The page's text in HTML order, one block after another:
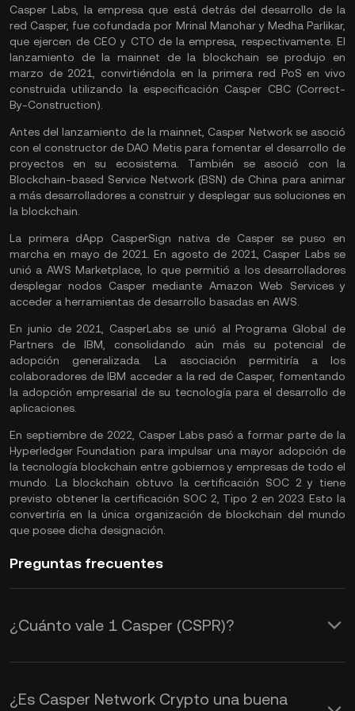
Casper Labs, la empresa que está detrás del desarrollo de la
red Casper, fue cofundada por Mrinal Manohar y Medha Parlikar,
que ejercen de CEO y CTO de la empresa, respectivamente. El
lanzamiento de la mainnet de la blockchain se produjo en
marzo de 2021, convirtiéndola en la primera red PoS en vivo
construida utilizando la especificación Casper CBC (Correct-
By-Construction).
Antes del lanzamiento de la mainnet, Casper Network se asoció
con el constructor de DAO Metis para fomentar el desarrollo de
proyectos en su ecosistema. También se asoció con la
Blockchain-based Service Network (BSN) de China para animar
a más desarrolladores a construir y desplegar sus soluciones en
la blockchain.
La primera dApp CasperSign nativa de Casper se puso en
marcha en mayo de 2021. En agosto de 2021, Casper Labs se
unió a AWS Marketplace, lo que permitió a los desarrolladores
desplegar nodos Casper mediante Amazon Web Services y
acceder a herramientas de desarrollo basadas en AWS.
En junio de 2021, CasperLabs se unió al Programa Global de
Partners de IBM, consolidando aún más su potencial de
adopción generalizada. La asociación permitiría a los
colaboradores de IBM acceder a la red de Casper, fomentando
la adopción empresarial de su tecnología para el desarrollo de
aplicaciones.
En septiembre de 2022, Casper Labs pasó a formar parte de la
Hyperledger Foundation para impulsar una mayor adopción de
la tecnología blockchain entre gobiernos y empresas de todo el
mundo. La blockchain obtuvo la certificación SOC 2 y tiene
previsto obtener la certificación SOC 2, Tipo 2 en 2023. Esto la
convertiría en la única organización de blockchain del mundo
que posee dicha designación.
Preguntas frecuentes
¿Cuánto vale 1 Casper (CSPR)?
KuCoin proporciona actualizaciones de
precios de USD en tiempo real para
¿Es Casper Network Crypto una buena